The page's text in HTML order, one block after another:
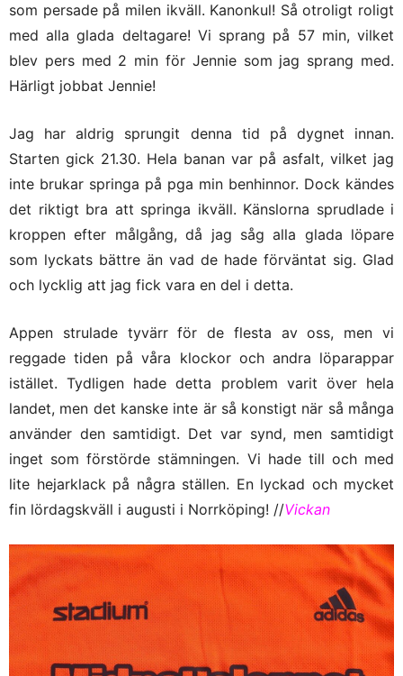
som persade på milen ikväll. Kanonkul! Så otroligt roligt
med alla glada deltagare! Vi sprang på 57 min, vilket
blev pers med 2 min för Jennie som jag sprang med.
Härligt jobbat Jennie!
Jag har aldrig sprungit denna tid på dygnet innan.
Starten gick 21.30. Hela banan var på asfalt, vilket jag
inte brukar springa på pga min benhinnor. Dock kändes
det riktigt bra att springa ikväll. Känslorna sprudlade i
kroppen efter målgång, då jag såg alla glada löpare
som lyckats bättre än vad de hade förväntat sig. Glad
och lycklig att jag fick vara en del i detta.
Appen strulade tyvärr för de flesta av oss, men vi
reggade tiden på våra klockor och andra löparappar
istället. Tydligen hade detta problem varit över hela
landet, men det kanske inte är så konstigt när så många
använder den samtidigt. Det var synd, men samtidigt
inget som förstörde stämningen. Vi hade till och med
lite hejarklack på några ställen. En lyckad och mycket
fin lördagskväll i augusti i Norrköping! //Vickan